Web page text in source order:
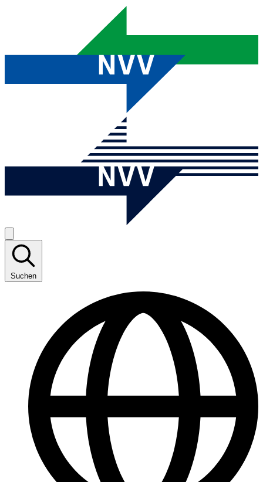
Suchen